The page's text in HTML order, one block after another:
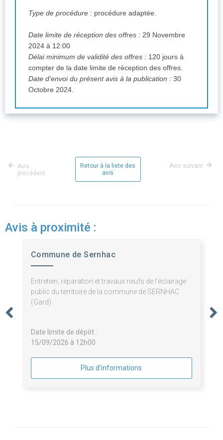
Type de procédure : procédure adaptée.
Date limite de réception des offres : 29 Novembre
2024 à 12:00
Délai minimum de validité des offres : 120 jours à
compter de la date limite de réception des offres.
Date d'envoi du présent avis à la publication : 30
Octobre 2024.
Avis
précédent
Retour à la liste des
avis
Avis suivant
Avis à proximité :
Commune de Sernhac
Entretien, réparation et travaux neufs de l'éclairage
public du territoire de la commune de SERNHAC
(Gard)
Date limite de dépôt :
15/09/2026 à 12h00
Plus d'informations